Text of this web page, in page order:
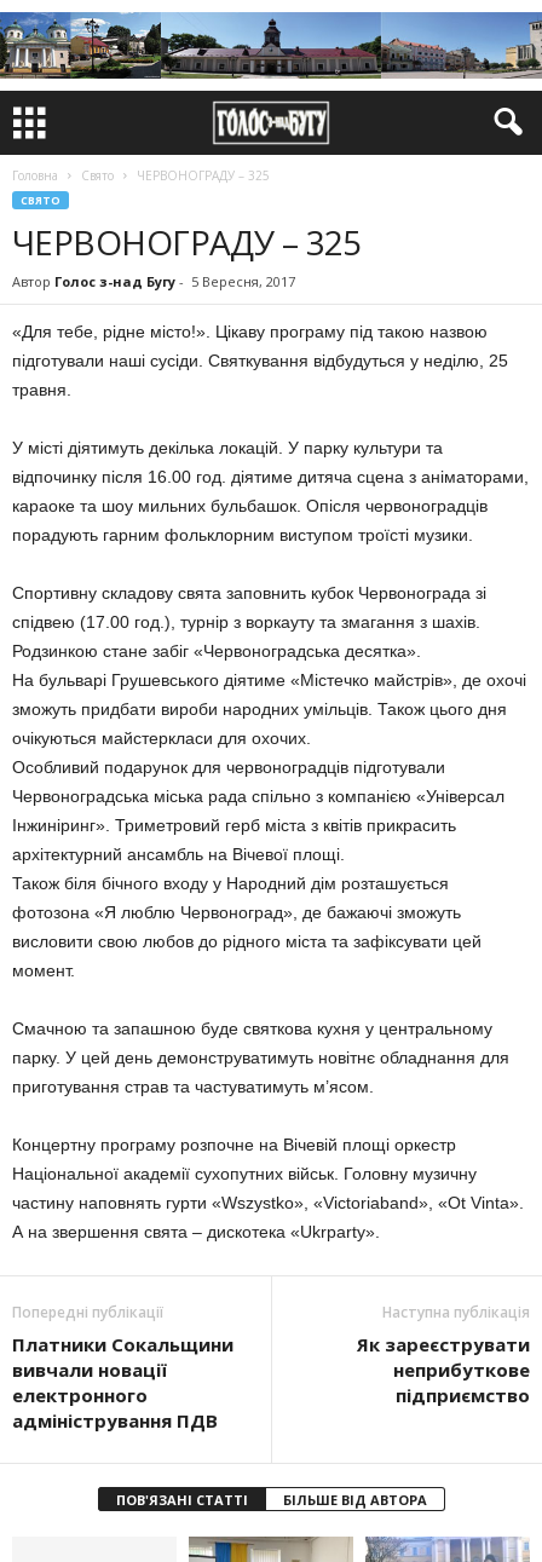
Головна Свято ЧЕРВОНОГРАДУ – 325
СВЯТО
ЧЕРВОНОГРАДУ – 325
Автор Голос з-над Бугу - 5 Вересня, 2017
«Для тебе, рідне місто!». Цікаву програму під такою назвою
підготували наші сусіди. Святкування відбудуться у неділю, 25
травня.
У місті діятимуть декілька локацій. У парку культури та
відпочинку після 16.00 год. діятиме дитяча сцена з аніматорами,
караоке та шоу мильних бульбашок. Опісля червоноградців
порадують гарним фольклорним виступом троїсті музики.
Спортивну складову свята заповнить кубок Червонограда зі
спідвею (17.00 год.), турнір з воркауту та змагання з шахів.
Родзинкою стане забіг «Червоноградська десятка».
На бульварі Грушевського діятиме «Містечко майстрів», де охочі
зможуть придбати вироби народних умільців. Також цього дня
очікуються майстеркласи для охочих.
Особливий подарунок для червоноградців підготували
Червоноградська міська рада спільно з компанією «Універсал
Інжиніринг». Триметровий герб міста з квітів прикрасить
архітектурний ансамбль на Вічевої площі.
Також біля бічного входу у Народний дім розташується
фотозона «Я люблю Червоноград», де бажаючі зможуть
висловити свою любов до рідного міста та зафіксувати цей
момент.
Смачною та запашною буде святкова кухня у центральному
парку. У цей день демонструватимуть новітнє обладнання для
приготування страв та частуватимуть м’ясом.
Концертну програму розпочне на Вічевій площі оркестр
Національної академії сухопутних військ. Головну музичну
частину наповнять гурти «Wszystko», «Victoriaband», «Ot Vinta».
А на звершення свята – дискотека «Ukrparty».
Попередні публікації
Платники Сокальщини
вивчали новації
електронного
адміністрування ПДВ
Наступна публікація
Як зареєструвати
неприбуткове
підприємство
ПОВ'ЯЗАНІ СТАТТІ БІЛЬШЕ ВІД АВТОРА